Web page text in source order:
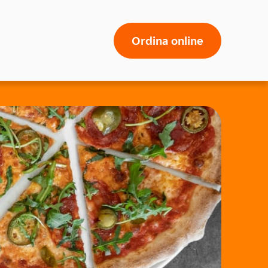
Ordina online